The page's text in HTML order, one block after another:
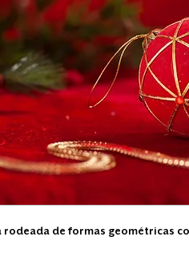
rodeada de formas geométricas